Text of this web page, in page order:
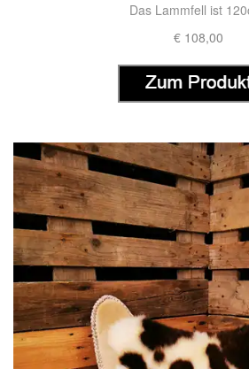
Das Lammfell ist
€ 108,00